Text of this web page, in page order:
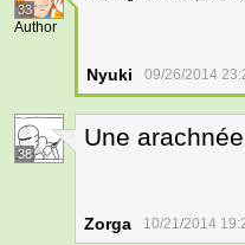
33
Author
Nyuki 09/26/2014
38
Une
Zorga 10/21/2014